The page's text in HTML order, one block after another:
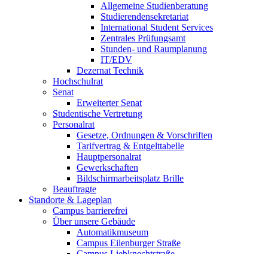
Allgemeine Studienberatung
Studierendensekretariat
International Student Services
Zentrales Prüfungsamt
Stunden- und Raumplanung
IT/EDV
Dezernat Technik
Hochschulrat
Senat
Erweiterter Senat
Studentische Vertretung
Personalrat
Gesetze, Ordnungen & Vorschriften
Tarifvertrag & Entgelttabelle
Hauptpersonalrat
Gewerkschaften
Bildschirmarbeitsplatz Brille
Beauftragte
Standorte & Lageplan
Campus barrierefrei
Über unsere Gebäude
Automatikmuseum
Campus Eilenburger Straße